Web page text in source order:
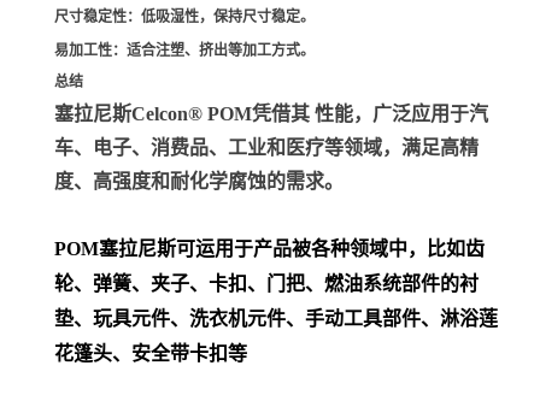
尺寸稳定性：低吸湿性，保持尺寸稳定。
易加工性：适合注塑、挤出等加工方式。
总结
塞拉尼斯Celcon® POM凭借其 性能，广泛应用于汽
车、电子、消费品、工业和医疗等领域，满足高精
度、高强度和耐化学腐蚀的需求。
POM塞拉尼斯可运用于产品被各种领域中，比如齿
轮、弹簧、夹子、卡扣、门把、 燃油系统部件的衬
垫、玩具元件、洗衣机元件、手动工具部件、淋浴莲
花篷头、安全带卡扣等